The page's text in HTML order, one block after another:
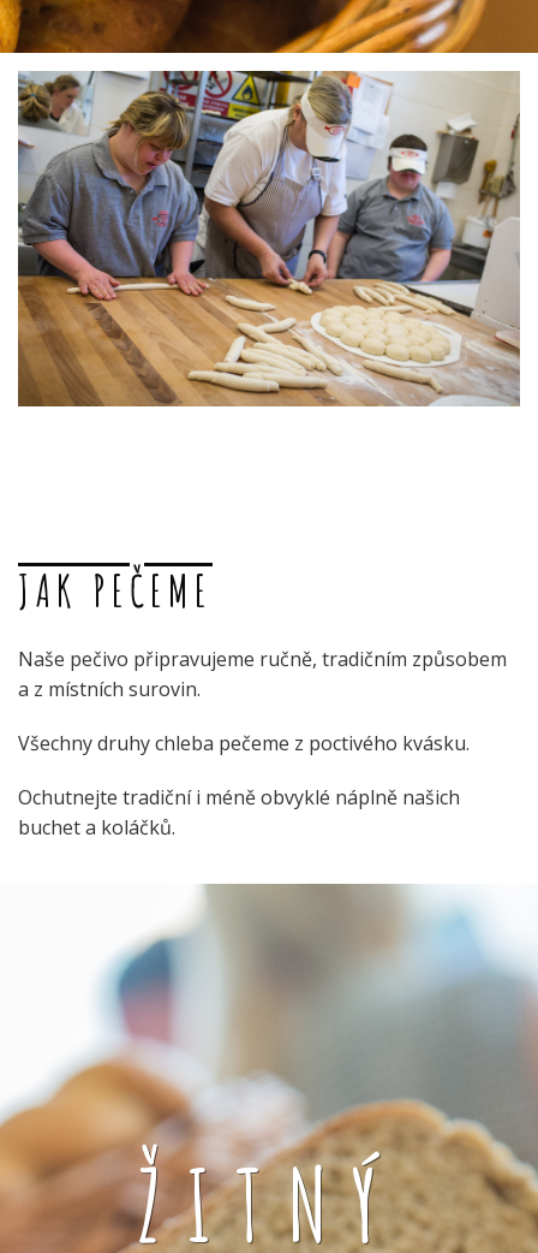
JAK PEČEME
Naše pečivo připravujeme ručně, tradičním způsobem
a z místních surovin.
Všechny druhy chleba pečeme z poctivého kvásku.
Ochutnejte tradiční i méně obvyklé náplně našich
buchet a koláčků.
ŽITNÝ